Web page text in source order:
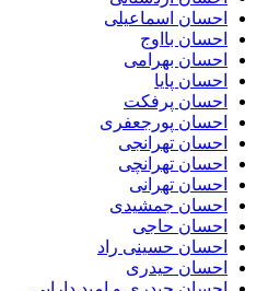
احسان اسماعیلی
احسان بااوج
احسان بهرامی
احسان پایا
احسان پرفکت
احسان پورجعفری
احسان تهرانجی
احسان تهرانچی
احسان تهرانی
احسان جمشیدی
احسان حاجی
احسان حسینی راد
احسان حیدری